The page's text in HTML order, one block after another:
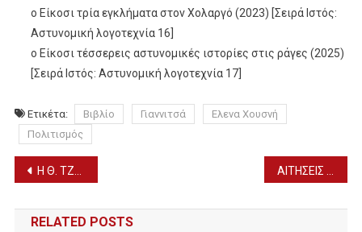
o Είκοσι τρία εγκλήματα στον Χολαργό (2023) [Σειρά Ιστός:
Αστυνομική λογοτεχνία 16]
o Είκοσι τέσσερεις αστυνομικές ιστορίες στις ράγες (2025)
[Σειρά Ιστός: Αστυνομική λογοτεχνία 17]
Ετικέτα: Βιβλίο Γιαννιτσά
Ελενα Χουσνή
Πολιτισμός
Πλοήγηση
άρθρων
Η Θ. ΤΖΑΚΡΗ ΣΕ ΝΗΣΙ, ΚΕΡΑΣΙΑ, ΚΑΡΥΔΙΑ, ΣΑΡΑΚΗΝΟΥΣ, ΚΟΡΥΦΗ, ΠΟΥ ΕΠΛΗΓΗΣΑΝ ΑΠΟ ΤΗ ΣΦΟΔΡΗ ΧΑΛΑΖΟΠΤΩΣΗ (ΦΩΤΟ)
RELATED POSTS